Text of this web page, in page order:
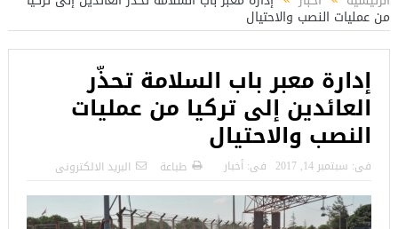
من عمليات النصب والاحتيال
إدارة معبر باب السلامة تحذّر
العائدين إلى تركيا من عمليات
النصب والاحتيال
فى: سبتمبر 14, 2017 فى: أخبار طباعة البريد الالكترونى